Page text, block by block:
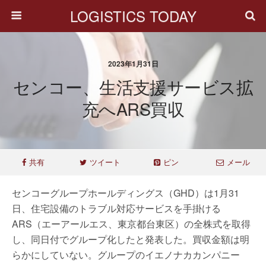
LOGISTICS TODAY
2023年1月31日
センコー、生活支援サービス拡
充へARS買収
共有 ツイート ピン メール
センコーグループホールディングス（GHD）は1月31
日、住宅設備のトラブル対応サービスを手掛ける
ARS（エーアールエス、東京都台東区）の全株式を取得
し、同日付でグループ化したと発表した。買収金額は明
らかにしていない。グループのイエノナカカンパニー